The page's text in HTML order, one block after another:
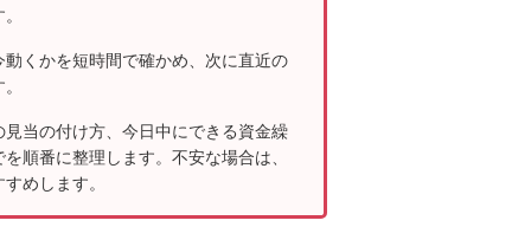
くかを短時間で確かめ、次に直近の
当の付け方、今日中にできる資金繰
順番に整理します。不安な場合は、
めします。